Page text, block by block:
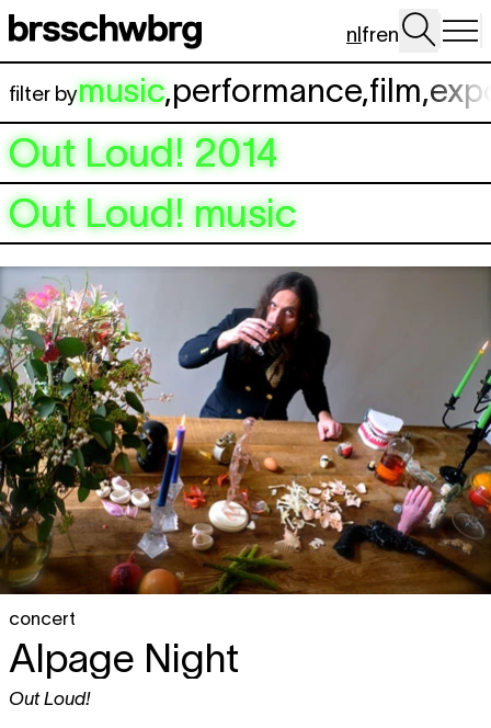
Spring naar hoofdinhoud
nlfren
filter bymusic,performance,film,
Out Loud! 2014
Out Loud! music
concert
Alpage Night
Out Loud!